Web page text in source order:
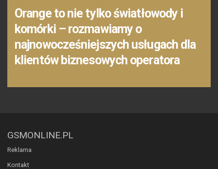
Orange to nie tylko światłowody i
komórki – rozmawiamy o
najnowocześniejszych usługach dla
klientów biznesowych operatora
GSMONLINE.PL
Reklama
Kontakt